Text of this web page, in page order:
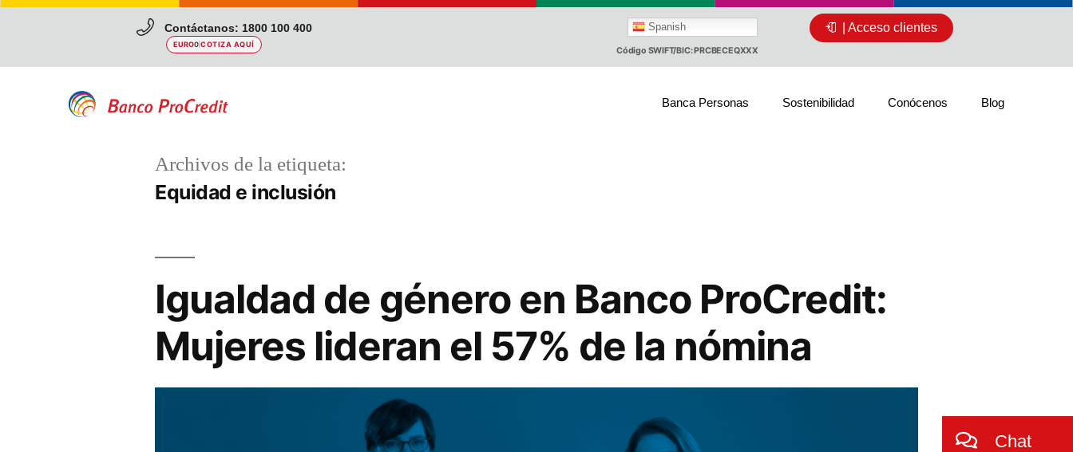
Contáctanos: 1800 100 400
EURO0|COTIZA AQUÍ
Spanish
Código SWIFT/BIC: PRCBECEQXXX
| Acceso clientes
Banca Personas Sostenibilidad Conócenos Blog
Archivos de la etiqueta:
Equidad e inclusión
Igualdad de género en Banco ProCredit:
Mujeres lideran el 57% de la nómina
Chat